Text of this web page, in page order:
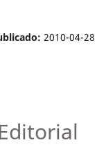
2010-04-28
Editorial